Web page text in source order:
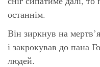
останнім.
Він зиркнув на
і закрокував до пана
людей.